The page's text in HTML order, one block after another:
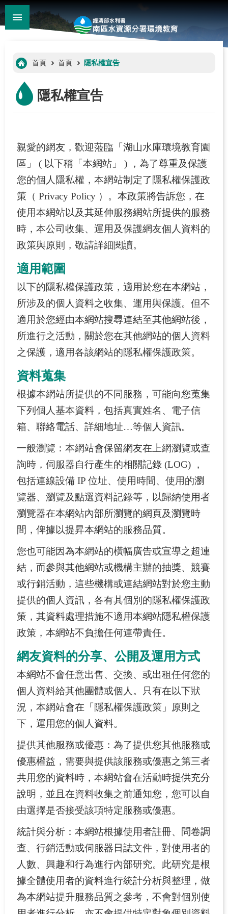
跳到主要內容區塊
分
境
育
故
事
庫
攔
河
堰
課
請
最
息
回
首
頁
網
導
覽
全
策
隱
權
宣
政
站
資
料
:::
:::
首頁 首頁 隱私權宣告
隱私權宣告
親愛的網友，歡迎蒞臨「湖山水庫環境教育園
區」 ( 以下稱「本網站」 ) ，為了尊重及保護
您的個人隱私權，本網站制定了隱私權保護政
策（ Privacy Policy ）。本政策將告訴您，在
使用本網站以及其延伸服務網站所提供的服務
時，本公司收集、運用及保護網友個人資料的
政策與原則，敬請詳細閱讀。
適用範圍
以下的隱私權保護政策，適用於您在本網站，
所涉及的個人資料之收集、運用與保護。但不
適用於您經由本網站搜尋連結至其他網站後，
所進行之活動，關於您在其他網站的個人資料
之保護，適用各該網站的隱私權保護政策。
資料蒐集
根據本網站所提供的不同服務，可能向您蒐集
下列個人基本資料，包括真實姓名、電子信
箱、聯絡電話、詳細地址…等個人資訊。
一般瀏覽：本網站會保留網友在上網瀏覽或查
詢時，伺服器自行產生的相關記錄 (LOG) ，
包括連線設備 IP 位址、使用時間、使用的瀏
覽器、瀏覽及點選資料記錄等，以歸納使用者
瀏覽器在本網站內部所瀏覽的網頁及瀏覽時
間，俾據以提昇本網站的服務品質。
您也可能因為本網站的橫幅廣告或宣導之超連
結，而參與其他網站或機構主辦的抽獎、競賽
或行銷活動，這些機構或連結網站對於您主動
提供的個人資訊，各有其個別的隱私權保護政
策，其資料處理措施不適用本網站隱私權保護
政策，本網站不負擔任何連帶責任。
網友資料的分享、公開及運用方式
本網站不會任意出售、交換、或出租任何您的
個人資料給其他團體或個人。只有在以下狀
況，本網站會在「隱私權保護政策」原則之
下，運用您的個人資料。
提供其他服務或優惠：為了提供您其他服務或
優惠權益，需要與提供該服務或優惠之第三者
共用您的資料時，本網站會在活動時提供充分
說明，並且在資料收集之前通知您，您可以自
由選擇是否接受該項特定服務或優惠。
統計與分析：本網站根據使用者註冊、問卷調
查、行銷活動或伺服器日誌文件，對使用者的
人數、興趣和行為進行內部研究。此研究是根
據全體使用者的資料進行統計分析與整理，做
為本網站提升服務品質之參考，不會對個別使